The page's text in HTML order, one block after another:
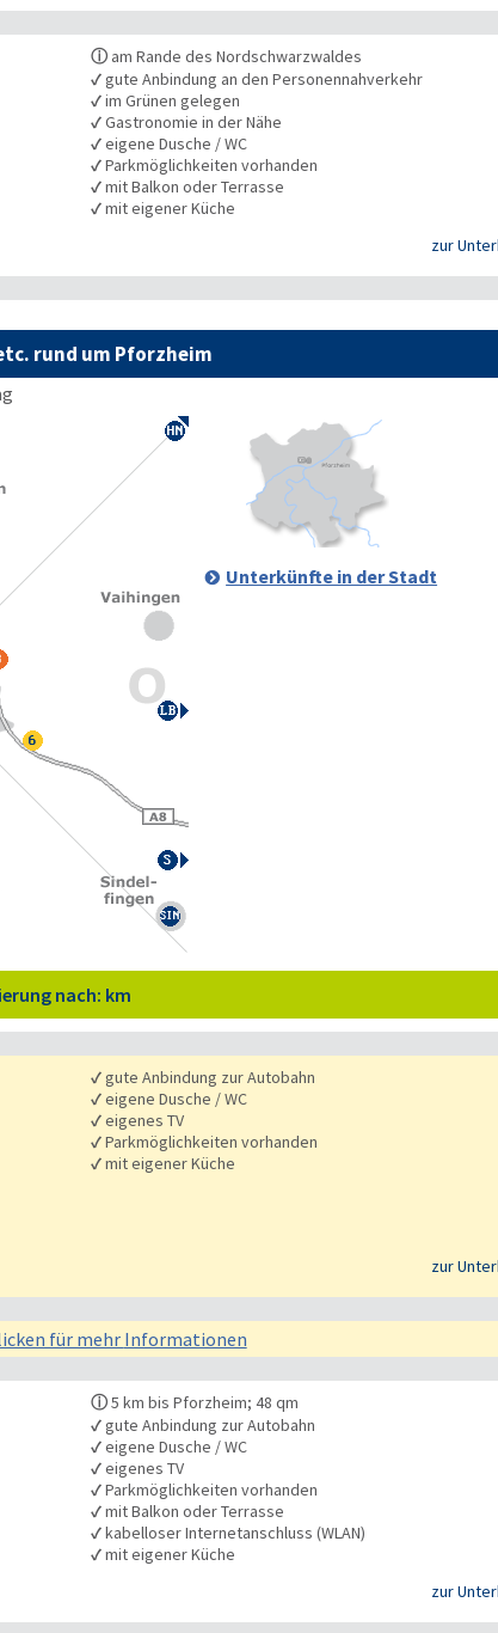
ⓘ am Rande des Nordschwarzwaldes
✓gute Anbindung an den Personennahverkehr
✓im Grünen gelegen
✓Gastronomie in der Nähe
✓eigene Dusche / WC
✓Parkmöglichkeiten vorhanden
✓mit Balkon oder Terrasse
✓mit eigener Küche
zur
rund um Pforzheim
Unterkünfte in der Stadt
nach: km
✓gute Anbindung zur Autobahn
✓eigene Dusche / WC
✓eigenes TV
✓Parkmöglichkeiten vorhanden
✓mit eigener Küche
zur
für mehrInformationen
ⓘ5 km bis Pforzheim; 48 qm
✓gute Anbindung zur Autobahn
✓eigene Dusche / WC
✓eigenes TV
✓Parkmöglichkeiten vorhanden
✓mit Balkon oder Terrasse
✓kabelloser Internetanschluss (WLAN)
✓mit eigener Küche
zur